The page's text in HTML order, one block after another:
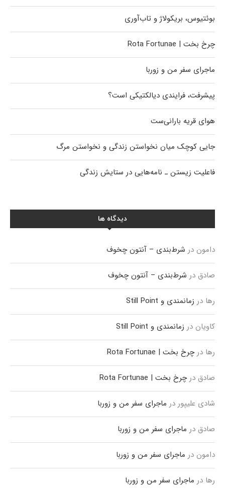
بوئتیوس، بریکولاژ و تاب‌آوری
چرخ بخت | Rota Fortunae
ماجرای سفر من و زوربا
پیشرفت، فرایندی دیالکتیکی است؟
هوای قریه بارانی‌ست
جایی کوچک میان نخواستن زندگی و نخواستن مرگ
فاعلیت زیستن ـ نامه‌هایی در ستایش زندگی
دیدگاه ها
دامون در شرط‌بندی – آنتون چخوف
صادق در شرط‌بندی – آنتون چخوف
رها در زمانمندی و Still Point
کاویان در زمانمندی و Still Point
رها درچرخ بخت | Rota Fortunae
صادق درچرخ بخت | Rota Fortunae
شادی علیپور در ماجرای سفر من و زوربا
صادق در ماجرای سفر من و زوربا
دامون در ماجرای سفر من و زوربا
رها در ماجرای سفر من و زوربا